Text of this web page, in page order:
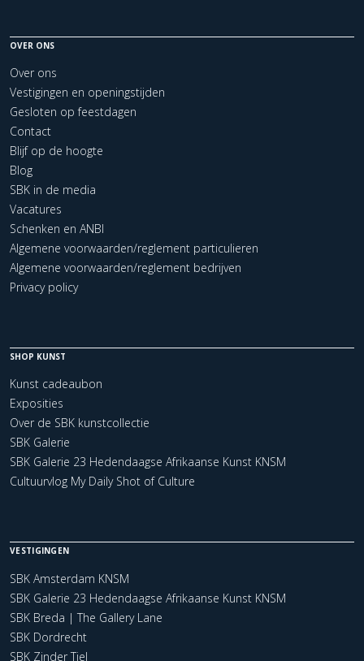
OVER ONS
Over ons
Vestigingen en openingstijden
Gesloten op feestdagen
Contact
Blijf op de hoogte
Blog
SBK in de media
Vacatures
Schenken en ANBI
Algemene voorwaarden/reglement particulieren
Algemene voorwaarden/reglement bedrijven
Privacy policy
SHOP KUNST
Kunst cadeaubon
Exposities
Over de SBK kunstcollectie
SBK Galerie
SBK Galerie 23 Hedendaagse Afrikaanse Kunst KNSM
Cultuurvlog My Daily Shot of Culture
VESTIGINGEN
SBK Amsterdam KNSM
SBK Galerie 23 Hedendaagse Afrikaanse Kunst KNSM
SBK Breda | The Gallery Lane
SBK Dordrecht
SBK Zinder Tiel